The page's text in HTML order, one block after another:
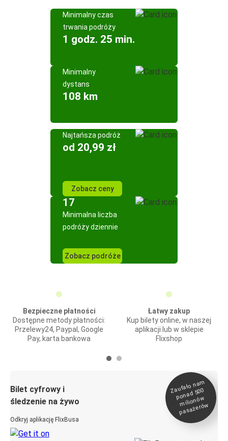
Minimalny czas
trwania podróży
1 godz. 25 min.
Minimalny
dystans
108 km
Najtańsza podróż
od 20,99 zł
Zobacz ceny
17
Minimalna liczba
podróży dziennie
Zobacz podróże
Bezpieczne płatności
Dostępne metody płatności:
Przelewy24, Paypal, Google
Pay, karta bankowa
Łatwy zakup
Kup bilety online, w naszej
aplikacji lub w sklepie
Flixshop
Bilet cyfrowy i
śledzenie na żywo
Odkryj aplikację FlixBusa
Zaufało na
m
ponad 500
milionó
w
pasażeró
w